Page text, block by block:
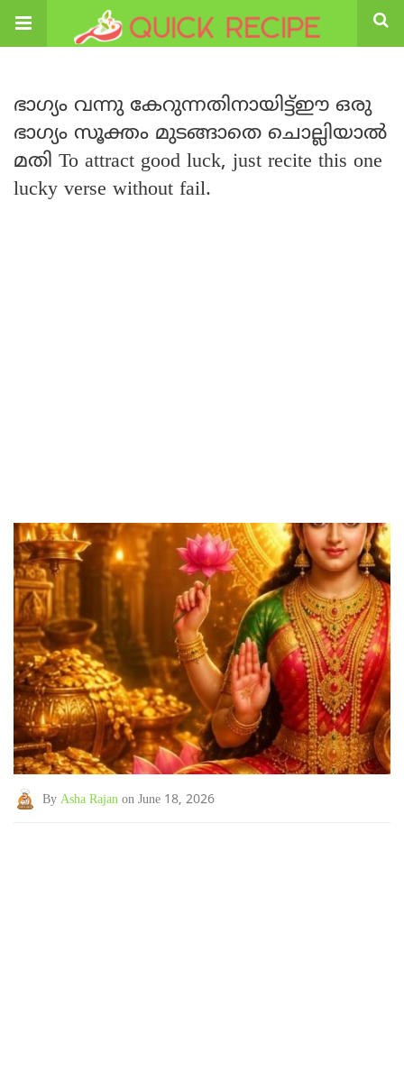
ഭാഗ്യം വന്നു കേറുന്നതിനായിട്ട്ഈ ഒരു
ഭാഗ്യം സൂക്തം മുടങ്ങാതെ ചൊല്ലിയാൽ
മതി To attract good luck, just recite this one
lucky verse without fail.
By Asha Rajan on June 18, 2026